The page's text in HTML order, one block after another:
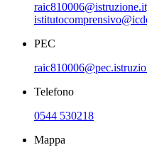
PEC
Telefono
0544 530218
Mappa